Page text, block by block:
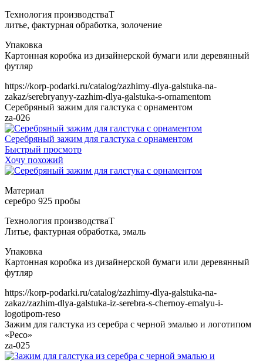
Т
https://korp-podarki.ru/catalog/zazhimy-dlya-galstuka-na-
zakaz/serebryanyy-zazhim-dlya-galstuka-s-ornamentom
Серебряный зажим для галстука с орнаментом
za-026
Серебряный зажим для галстука с орнаментом
Быстрый просмотр
Хочу похожий
Т
https://korp-podarki.ru/catalog/zazhimy-dlya-galstuka-na-
zakaz/zazhim-dlya-galstuka-iz-serebra-s-chernoy-emalyu-i-
logotipom-reso
Зажим для галстука из серебра с черной эмалью и логотипом
«Ресо»
za-025